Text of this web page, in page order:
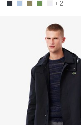
+ 2